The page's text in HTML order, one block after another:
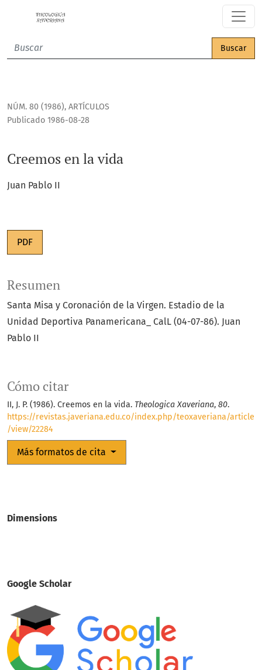
Buscar
NÚM. 80 (1986), ARTÍCULOS
Creemos en la vida
Publicado 1986-08-28
Juan Pablo II
PDF
Cómo citar
II, J. P. (1986). Creemos en la vida. Theologica Xaveriana, 80.
https://revistas.javeriana.edu.co/index.php/teoxaveriana/article
/view/22284
Más formatos de cita
Dimensions
Google Scholar
Resumen
Santa Misa y Coronación de la Virgen. Estadio de la
Unidad Deportiva Panamericana_ CalL (04-07-86). Juan
Pablo II